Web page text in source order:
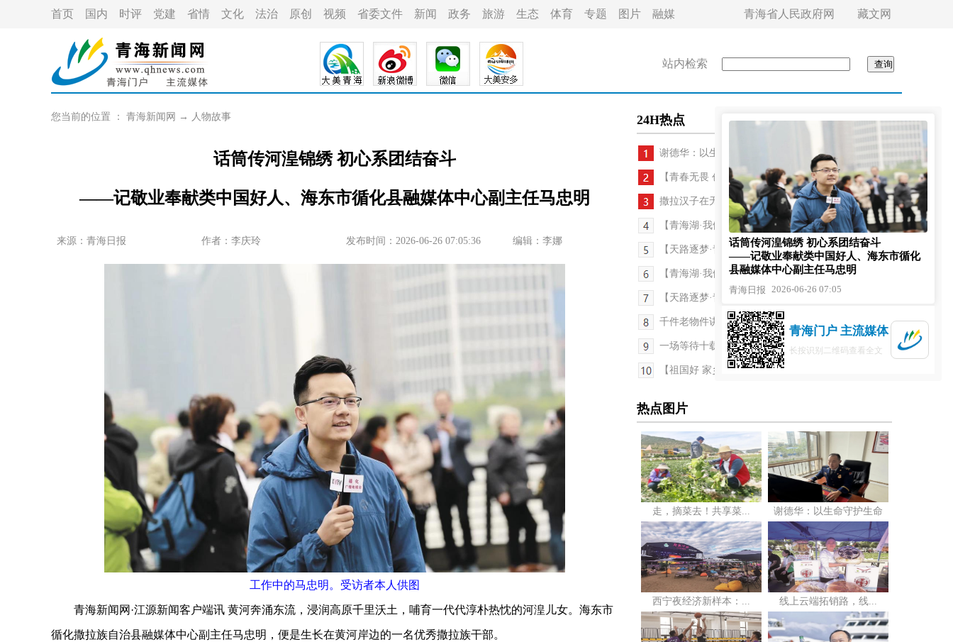
首页 国内 时评 党建 省情 文化 法治 原创 视频 省委文件 新闻 政务 旅游 生态 体育 专题 图片 融媒 青海省人民政府网 藏文网
站内检索
您当前的位置 ： 青海新闻网 → 人物故事
话筒传河湟锦绣 初心系团结奋斗
——记敬业奉献类中国好人、海东市循化县融媒体中心副主任马忠明
来源：青海日报 作者： 李庆玲 发布时间：2026-06-26 07:05:36 编辑：李娜
工作中的马忠明。受访者本人供图
青海新闻网·江源新闻客户端讯 黄河奔涌东流，浸润高原千里沃土，哺育一代代淳朴热忱的河湟儿女。海东市
循化撒拉族自治县融媒体中心副主任马忠明，便是生长在黄河岸边的一名优秀撒拉族干部。
24H热点
谢德华：以生命守护生命
【青春无畏 创业有路】玉树姑娘的“甜蜜”创业路
撒拉汉子在无锡安了家
【青海湖·我们的国家公园】登高望远处 悠然岩羊群
【天路逐梦·青藏铁路通车20周年纪行】顶风巡天路 ...
【青海湖·我们的国家公园】开车六分钟 守护十六年
【天路逐梦·青藏铁路通车20周年纪行】海拔4712米小...
千件老物件讲述“天路”滚烫故事
一场等待十载的“生命之约”
【祖国好 家乡美】雪域高原上的暖心快递驿站
热点图片
走，摘菜去！共享菜... 谢德华：以生命守护生命
西宁夜经济新样本：... 线上云端拓销路，线...
话筒传河湟锦绣 初心系团结奋斗
——记敬业奉献类中国好人、海东市循化
县融媒体中心副主任马忠明
青海日报 2026-06-26 07:05
青海门户 主流媒体
长按识别二维码查看全文